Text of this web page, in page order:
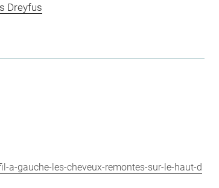
Dreyfus
a-gauche-les-cheveux-remontes-sur-le-haut-d